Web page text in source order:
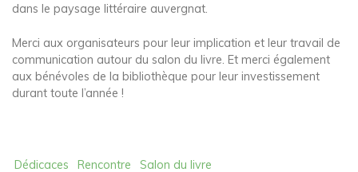
dans le paysage littéraire auvergnat.
Merci aux organisateurs pour leur implication et leur travail de
communication autour du salon du livre. Et merci également
aux bénévoles de la bibliothèque pour leur investissement
durant toute l’année !
Dédicaces Rencontre Salon du livre